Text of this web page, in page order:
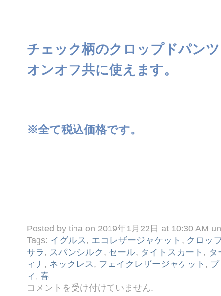
チェック柄のクロップドパン
オンオフ共に使えます。
※全て税込価格です。
Posted by tina on 2019年1月22日 at 10:30 AM
Tags: イグルス, エコレザージャケット , クロッ
サラ , スパンシルク , セール, タイトスカート , タ
ィナ, ネックレス, フェイクレザージャケット ,
ィ , 春
☆
１ /
コメントを受け付けていません.